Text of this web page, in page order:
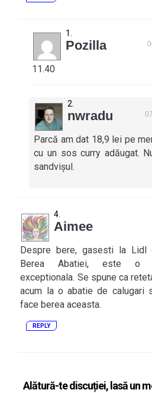
Pozilla
11.40
nwradu
Parcă am dat 18,9 lei pe
cu un sos curry adăugat.
sandvișul.
Aimee
Despre bere, gasesti la Lidl
Berea Abatiei, este o
exceptionala. Se spune ca
acum la o abatie de calugari
face berea aceasta.
REPLY
Alătură-te discuției, lasă un